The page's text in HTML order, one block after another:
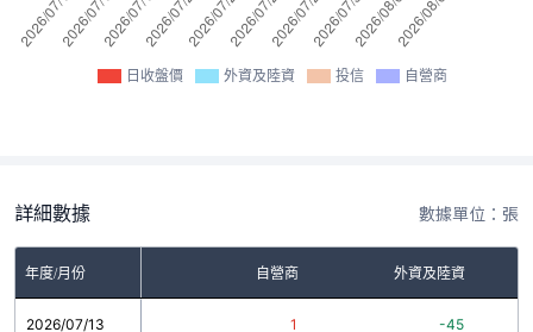
日收盤價 外資及陸資 投信 自營商
詳細數據 數據單位：張
年度/月份 自營商 外資及陸資
2026/07/13 1 -45